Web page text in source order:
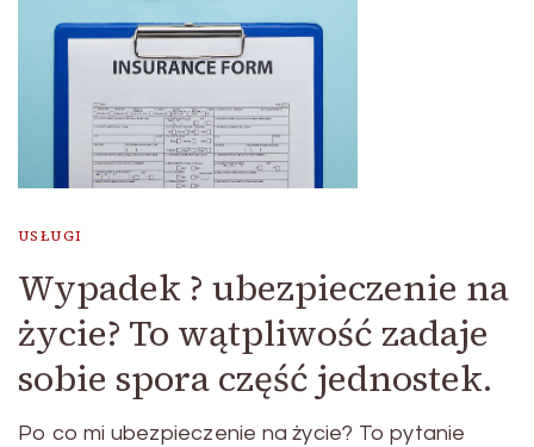
USŁUGI
Wypadek ? ubezpieczenie na
życie? To wątpliwość zadaje
sobie spora część jednostek.
Po co mi ubezpieczenie na życie? To pytanie